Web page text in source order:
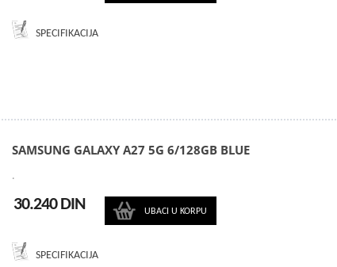
SPECIFIKACIJA
SAMSUNG GALAXY A27 5G 6/128GB BLUE
.
30.240 DIN UBACI U KORPU
SPECIFIKACIJA